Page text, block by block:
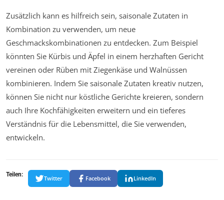
Zusätzlich kann es hilfreich sein, saisonale Zutaten in
Kombination zu verwenden, um neue
Geschmackskombinationen zu entdecken. Zum Beispiel
könnten Sie Kürbis und Äpfel in einem herzhaften Gericht
vereinen oder Rüben mit Ziegenkäse und Walnüssen
kombinieren. Indem Sie saisonale Zutaten kreativ nutzen,
können Sie nicht nur köstliche Gerichte kreieren, sondern
auch Ihre Kochfähigkeiten erweitern und ein tieferes
Verständnis für die Lebensmittel, die Sie verwenden,
entwickeln.
Teilen:
Twitter Facebook LinkedIn